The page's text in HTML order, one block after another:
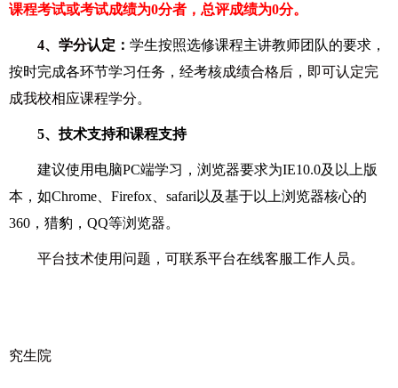
课程考试或考试成绩为0分者，总评成绩为0分。
4、学分认定： 学生按照选修课程主讲教师团队的要求，
按时完成各环节学习任务，经考核成绩合格后，即可认定完
成我校相应课程学分。
5、技术支持和课程支持
建议使用电脑PC端学习，浏览器要求为IE10.0及以上版
本，如Chrome、Firefox、safari以及基于以上浏览器核心的
360，猎豹，QQ等浏览器。
平台技术使用问题，可联系平台在线客服工作人员。
究生院